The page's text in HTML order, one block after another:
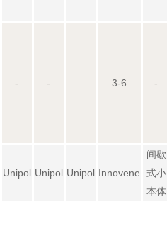
- - 3-6 -
Unipol Unipol Unipol Innovene
间歇
式小
本体